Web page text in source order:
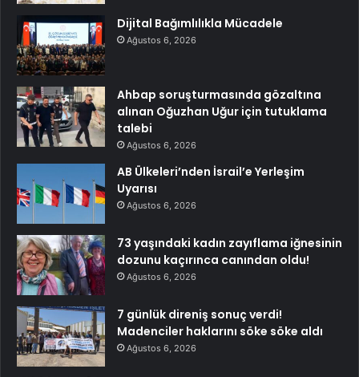
Dijital Bağımlılıkla Mücadele
Ağustos 6, 2026
Ahbap soruşturmasında gözaltına
alınan Oğuzhan Uğur için tutuklama
talebi
Ağustos 6, 2026
AB Ülkeleri’nden İsrail’e Yerleşim
Uyarısı
Ağustos 6, 2026
73 yaşındaki kadın zayıflama iğnesinin
dozunu kaçırınca canından oldu!
Ağustos 6, 2026
7 günlük direniş sonuç verdi!
Madenciler haklarını söke söke aldı
Ağustos 6, 2026